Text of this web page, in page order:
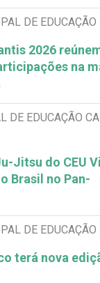
DE EDUCAÇÃO
2026
na
DE EDUCAÇÃO
Jitsu do CEU
Brasil no Pan-
DE EDUCAÇÃO
terá nova